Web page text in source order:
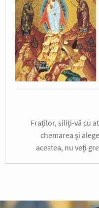
Fraților, siliți-vă cu
chemarea și
acestea, nu veți